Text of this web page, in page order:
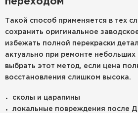
Такой способ применяется в тех
сохранить оригинальное
избежать полной перекраски
актуально при ремонте
выбрать этот метод, если цена
восстановления слишком высока.
сколы и царапины
локальные повреждения после